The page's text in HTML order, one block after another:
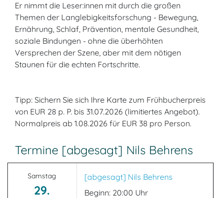
Er nimmt die Leser:innen mit durch die großen
Themen der Langlebigkeitsforschung - Bewegung,
Ernährung, Schlaf, Prävention, mentale Gesundheit,
soziale Bindungen - ohne die überhöhten
Versprechen der Szene, aber mit dem nötigen
Staunen für die echten Fortschritte.
Tipp: Sichern Sie sich Ihre Karte zum Frühbucherpreis
von EUR 28 p. P. bis 31.07.2026 (limitiertes Angebot).
Normalpreis ab 1.08.2026 für EUR 38 pro Person.
Termine [abgesagt] Nils Behrens
Samstag
29.
[abgesagt] Nils Behrens
Beginn: 20:00 Uhr